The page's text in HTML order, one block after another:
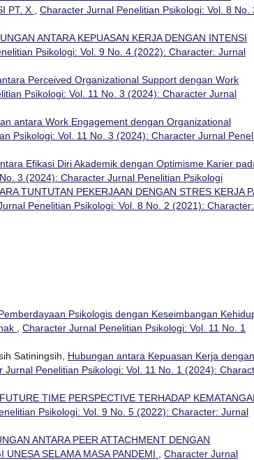
PT. X
Character Jurnal Penelitian Psikologi: Vol. 8 No.
ANTARA KEPUASAN KERJA DENGAN INTENSI
Psikologi: Vol. 9 No. 4 (2022): Character: Jurnal
Perceived Organizational Support dengan Work
Psikologi: Vol. 11 No. 3 (2024): Character Jurnal
antara Work Engagement dengan Organizational
Psikologi: Vol. 11 No. 3 (2024): Character Jurnal
Efikasi Diri Akademik dengan Optimisme Karier
3 (2024): Character Jurnal Penelitian Psikologi
TUNTUTAN PEKERJAAN DENGAN STRES KERJA
Penelitian Psikologi: Vol. 8 No. 2 (2021): Character:
Psikologis dengan Keseimbangan
Character Jurnal Penelitian Psikologi: Vol. 11 No. 1
Satiningsih, Hubungan antara Kepuasan Kerja dengan
Jurnal Penelitian Psikologi: Vol. 11 No. 1 (2024):
TIME PERSPECTIVE TERHADAP
Psikologi: Vol. 9 No. 5 (2022): Character: Jurnal
ANTARA PEER ATTACHMENT DENGAN
UNESA SELAMA MASA PANDEMI
Character Jurnal